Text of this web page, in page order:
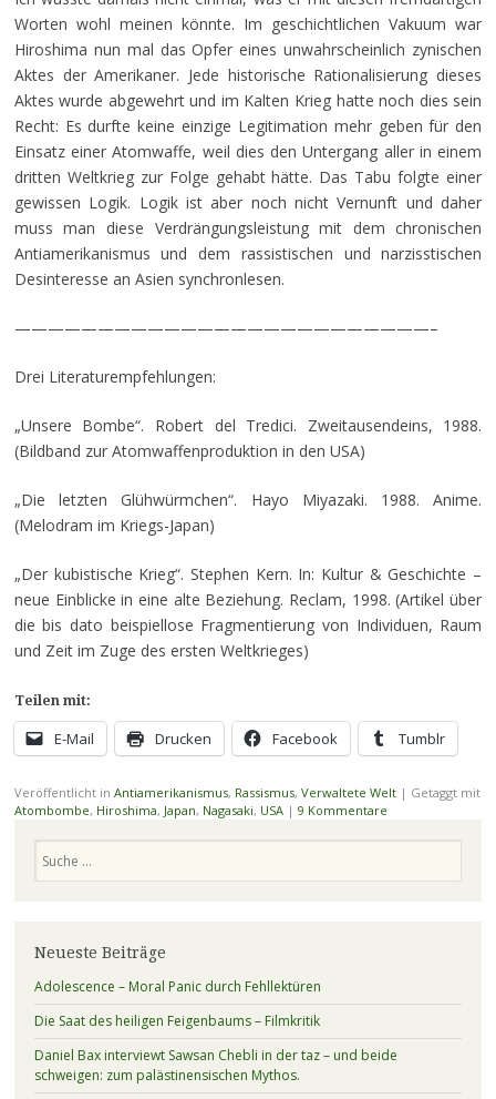
Worten wohl meinen könnte. Im geschichtlichen Vakuum war
Hiroshima nun mal das Opfer eines unwahrscheinlich zynischen
Aktes der Amerikaner. Jede historische Rationalisierung dieses
Aktes wurde abgewehrt und im Kalten Krieg hatte noch dies sein
Recht: Es durfte keine einzige Legitimation mehr geben für den
Einsatz einer Atomwaffe, weil dies den Untergang aller in einem
dritten Weltkrieg zur Folge gehabt hätte. Das Tabu folgte einer
gewissen Logik. Logik ist aber noch nicht Vernunft und daher
muss man diese Verdrängungsleistung mit dem chronischen
Antiamerikanismus und dem rassistischen und narzisstischen
Desinteresse an Asien synchronlesen.
—————————————————————————–
Drei Literaturempfehlungen:
„Unsere Bombe“. Robert del Tredici. Zweitausendeins, 1988.
(Bildband zur Atomwaffenproduktion in den USA)
„Die letzten Glühwürmchen“. Hayo Miyazaki. 1988. Anime.
(Melodram im Kriegs-Japan)
„Der kubistische Krieg“. Stephen Kern. In: Kultur & Geschichte –
neue Einblicke in eine alte Beziehung. Reclam, 1998. (Artikel über
die bis dato beispiellose Fragmentierung von Individuen, Raum
und Zeit im Zuge des ersten Weltkrieges)
Teilen mit:
E-Mail Drucken Facebook Tumblr
Veröffentlicht in Antiamerikanismus, Rassismus, Verwaltete Welt | Getaggt mit
Atombombe, Hiroshima, Japan, Nagasaki, USA | 9 Kommentare
Neueste Beiträge
Adolescence – Moral Panic durch Fehllektüren
Die Saat des heiligen Feigenbaums – Filmkritik
Daniel Bax interviewt Sawsan Chebli in der taz – und beide
schweigen: zum palästinensischen Mythos.